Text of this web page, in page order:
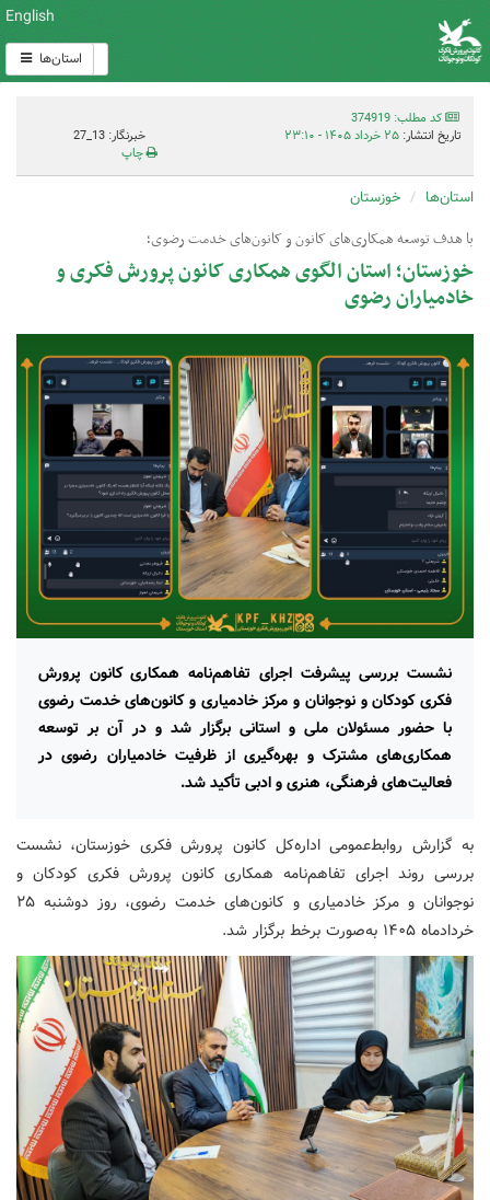
English
استان‌ها
کد مطلب: 374919
تاریخ انتشار: ۲۵ خرداد ۱۴۰۵ - ۲۳:۱۰
خبرنگار: 13_27
چاپ
استان‌ها خوزستان
با هدف توسعه همکاری‌های کانون و کانون‌های خدمت رضوی؛
خوزستان؛ استان الگوی همکاری کانون پرورش فکری و
خادمیاران رضوی
نشست بررسی پیشرفت اجرای تفاهم‌نامه همکاری کانون پرورش
فکری کودکان و نوجوانان و مرکز خادمیاری و کانون‌های خدمت رضوی
با حضور مسئولان ملی و استانی برگزار شد و در آن بر توسعه
همکاری‌های مشترک و بهره‌گیری از ظرفیت خادمیاران رضوی در
فعالیت‌های فرهنگی، هنری و ادبی تأکید شد.
به گزارش روابط‌عمومی اداره‌کل کانون پرورش فکری خوزستان، نشست
بررسی روند اجرای تفاهم‌نامه همکاری کانون پرورش فکری کودکان و
نوجوانان و مرکز خادمیاری و کانون‌های خدمت رضوی، روز دوشنبه ۲۵
خردادماه ۱۴۰۵ به‌صورت برخط برگزار شد.